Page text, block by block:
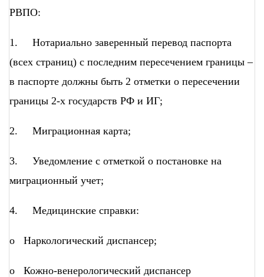
РВПО:
1. Нотариально заверенный перевод паспорта
(всех страниц) с последним пересечением границы –
в паспорте должны быть 2 отметки о пересечении
границы 2-х государств РФ и ИГ;
2. Миграционная карта;
3. Уведомление с отметкой о постановке на
миграционный учет;
4. Медицинские справки:
o Наркологический диспансер;
o Кожно-венерологический диспансер